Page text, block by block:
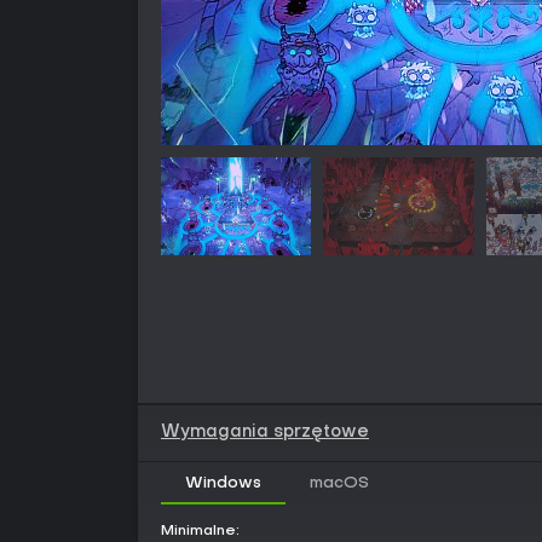
Wymagania sprzętowe
Windows macOS
Minimalne: